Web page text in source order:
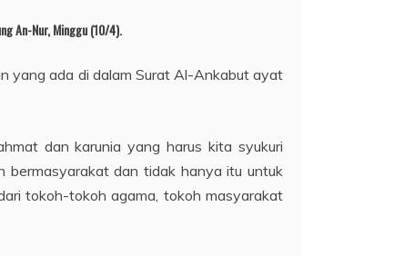
An-Nur, Minggu (10/4).
yang ada di dalam Surat Al-Ankabut ayat
dan karunia yang harus kita syukuri
bermasyarakat dan tidak hanya itu untuk
tokoh-tokoh agama, tokoh masyarakat